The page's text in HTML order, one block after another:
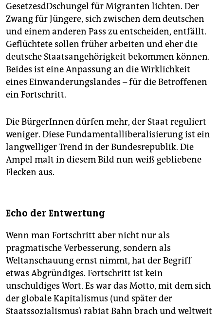
GesetzesdDschungel für Migranten lichten. Der
Zwang für Jüngere, sich zwischen dem deutschen
und einem anderen Pass zu entscheiden, entfällt.
Geflüchtete sollen früher arbeiten und eher die
deutsche Staatsangehörigkeit bekommen können.
Beides ist eine Anpassung an die Wirklichkeit
eines Einwanderungslandes – für die Betroffenen
ein Fortschritt.
Die BürgerInnen dürfen mehr, der Staat reguliert
weniger. Diese Fundamentalliberalisierung ist ein
langwelliger Trend in der Bundesrepublik. Die
Ampel malt in diesem Bild nun weiß gebliebene
Flecken aus.
Echo der Entwertung
Wenn man Fortschritt aber nicht nur als
pragmatische Verbesserung, sondern als
Weltanschauung ernst nimmt, hat der Begriff
etwas Abgründiges. Fortschritt ist kein
unschuldiges Wort. Es war das Motto, mit dem sich
der globale Kapitalismus (und später der
Staatssozialismus) rabiat Bahn brach und weltweit